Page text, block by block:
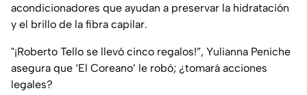
acondicionadores que ayudan a preservar la hidratación
y el brillo de la fibra capilar.
"¡Roberto Tello se llevó cinco regalos!”, Yulianna Peniche
asegura que ‘El Coreano’ le robó; ¿tomará acciones
legales?